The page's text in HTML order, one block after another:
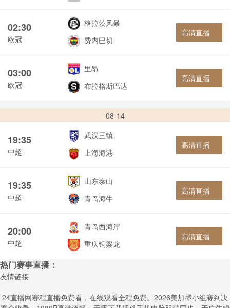
02:30
欧冠
格拉茨风暴
费内巴切
高清直播
03:00
欧冠
里昂
布拉格斯巴达
高清直播
08-14
19:35
中超
武汉三镇
上海海港
高清直播
19:35
中超
山东泰山
青岛海牛
高清直播
20:00
中超
青岛西海岸
重庆铜梁龙
高清直播
热门赛事直播：
友情链接
24直播网赛程直播免费看，在线观看全程免费。2026美加墨小组赛到决